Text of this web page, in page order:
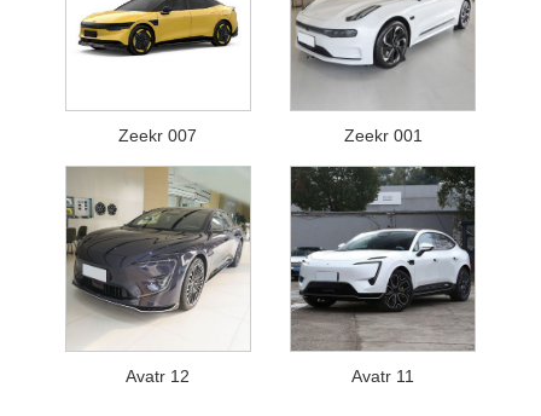
Zeekr 007 Zeekr 001
Avatr 12 Avatr 11